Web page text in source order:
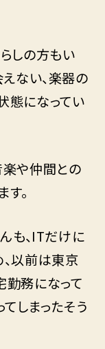
しの方もい
ない、楽器の
態になってい
や仲間との
。
も、ITだけに
以前は東京
勤務になって
しまったそう